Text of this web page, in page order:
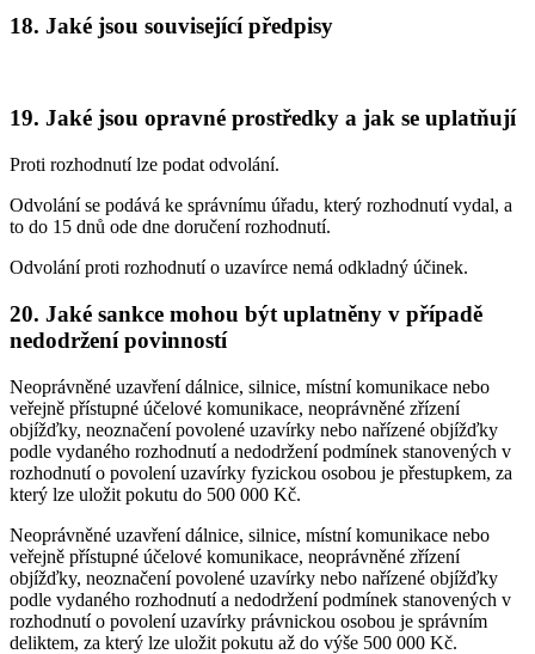
18. Jaké jsou související předpisy
19. Jaké jsou opravné prostředky a jak se uplatňují
Proti rozhodnutí lze podat odvolání.
Odvolání se podává ke správnímu úřadu, který rozhodnutí vydal, a
to do 15 dnů ode dne doručení rozhodnutí.
Odvolání proti rozhodnutí o uzavírce nemá odkladný účinek.
20. Jaké sankce mohou být uplatněny v případě
nedodržení povinností
Neoprávněné uzavření dálnice, silnice, místní komunikace nebo
veřejně přístupné účelové komunikace, neoprávněné zřízení
objížďky, neoznačení povolené uzavírky nebo nařízené objížďky
podle vydaného rozhodnutí a nedodržení podmínek stanovených v
rozhodnutí o povolení uzavírky fyzickou osobou je přestupkem, za
který lze uložit pokutu do 500 000 Kč.
Neoprávněné uzavření dálnice, silnice, místní komunikace nebo
veřejně přístupné účelové komunikace, neoprávněné zřízení
objížďky, neoznačení povolené uzavírky nebo nařízené objížďky
podle vydaného rozhodnutí a nedodržení podmínek stanovených v
rozhodnutí o povolení uzavírky právnickou osobou je správním
deliktem, za který lze uložit pokutu až do výše 500 000 Kč.